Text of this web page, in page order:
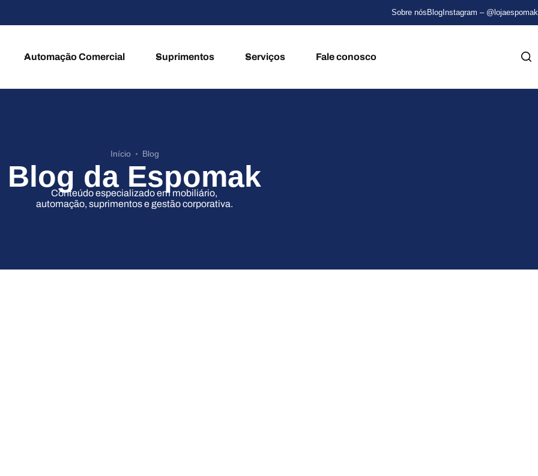
Sobre nós Blog Instagram – @lojaespomak
Automação Comercial Suprimentos Serviços Fale conosco
Início Blog
Blog da Espomak
Conteúdo especializado em mobiliário,
automação, suprimentos e gestão corporativa.